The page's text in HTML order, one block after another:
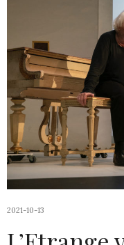
2021-10-13